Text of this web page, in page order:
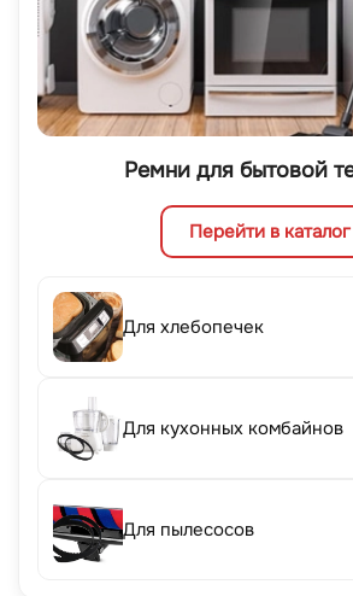
Ремни для бытовой
Перейти в каталог
Для хлебопечек
Для кухонных комбайнов
Для пылесосов